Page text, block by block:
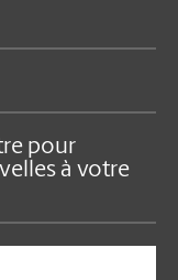
pour
à votre